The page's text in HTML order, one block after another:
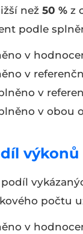
než 50 % z
podle
v
v
v
v obou
výkonů
počtu
v